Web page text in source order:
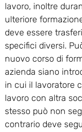
lavoro, inoltre
ulteriore
deve essere
specifici diversi.
nuovo corso di
azienda siano
in cui il lavoratore
lavoro con altra
stesso può non
contrario deve